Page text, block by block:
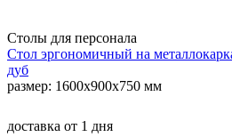
Столы для персонала
Стол эргономичный на
дуб
размер: 1600x900x750 мм
доставка от 1 дня